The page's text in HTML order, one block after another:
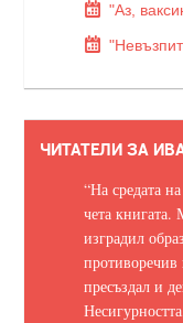
"Аз,
ЧИТАТЕЛИ ЗА
“На средата
чета книгата.
изградил
пресъздал и